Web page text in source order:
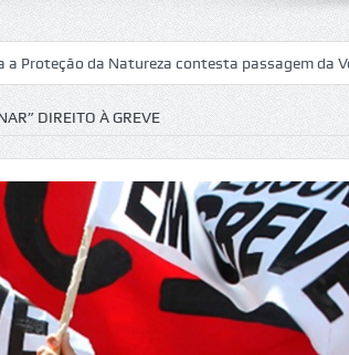
Natureza contesta passagem da Volta a
DIREITO À GREVE